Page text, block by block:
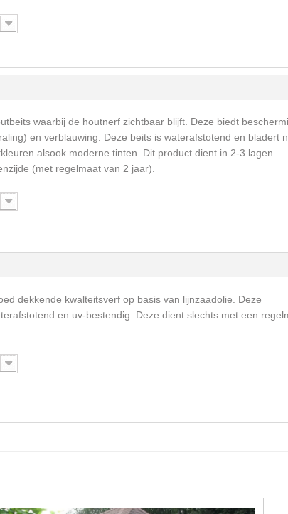
waarbij de houtnerf zichtbaar blijft. Deze biedt
en verblauwing. Deze beits is waterafstotend en bladert
alsook moderne tinten. Dit product dient in 2-3 lagen
(met regelmaat van 2 jaar).
dekkende kwalteitsverf op basis van lijnzaadolie. Deze
en uv-bestendig. Deze dient slechts met een